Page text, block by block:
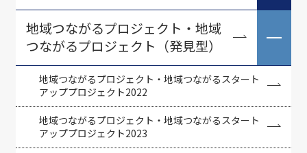
ボランティア情報一覧
研修会・講座情報一覧
災害復旧・復興支援における助成金
地域つながるプロジェクト・地域
つながるプロジェクト（発見型）
地域つながるプロジェクト・地域つながるスタート
アッププロジェクト2022
地域つながるプロジェクト・地域つながるスタート
アッププロジェクト2023